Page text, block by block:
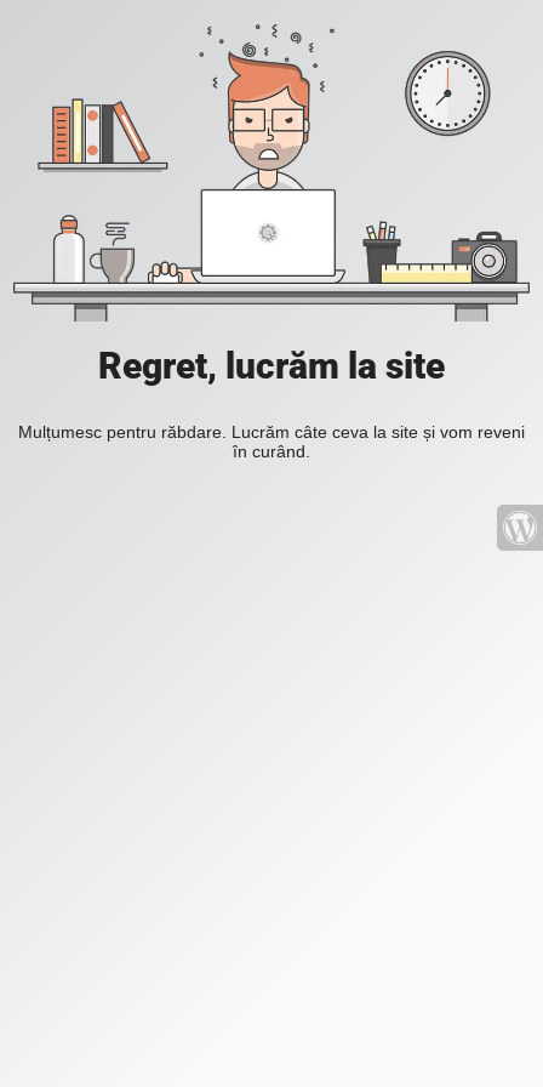
Regret, lucrăm la site
Mulțumesc pentru răbdare. Lucrăm câte ceva la site și vom reveni
în curând.